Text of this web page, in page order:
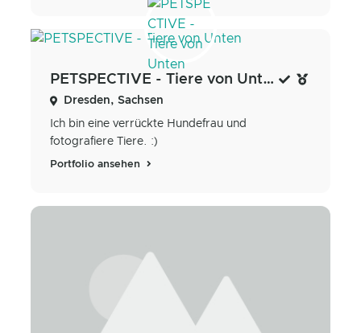
PETSPECTIVE - Tiere von Unten
Dresden, Sachsen
Ich bin eine verrückte Hundefrau und
fotografiere Tiere. :)
Portfolio ansehen